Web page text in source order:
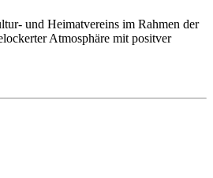
und Heimatvereins im Rahmen der
Atmosphäre mit positver